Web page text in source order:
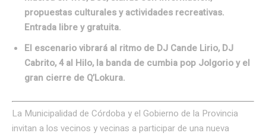
propuestas culturales y actividades recreativas.
Entrada libre y gratuita.
El escenario vibrará al ritmo de DJ Cande Lirio, DJ
Cabrito, 4 al Hilo, la banda de cumbia pop Jolgorio y el
gran cierre de Q’Lokura.
La Municipalidad de Córdoba y el Gobierno de la Provincia
invitan a los vecinos y vecinas a participar de una nueva